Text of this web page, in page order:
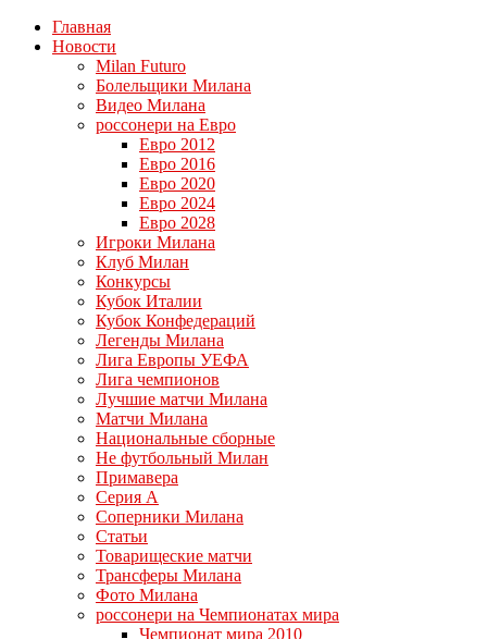
Главная
Новости
Milan Futuro
Болельщики Милана
Видео Милана
россонери на Евро
Евро 2012
Евро 2016
Евро 2020
Евро 2024
Евро 2028
Игроки Милана
Клуб Милан
Конкурсы
Кубок Италии
Кубок Конфедераций
Легенды Милана
Лига Европы УЕФА
Лига чемпионов
Лучшие матчи Милана
Матчи Милана
Национальные сборные
Не футбольный Милан
Примавера
Серия А
Соперники Милана
Статьи
Товарищеские матчи
Трансферы Милана
Фото Милана
россонери на Чемпионатах мира
Чемпионат мира 2010